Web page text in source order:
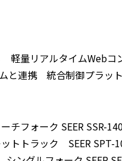
軽量リアルタイムWeb
と連携 統合制御プラッ
フォーク SEER SSR-
トトラック SEER SPT-